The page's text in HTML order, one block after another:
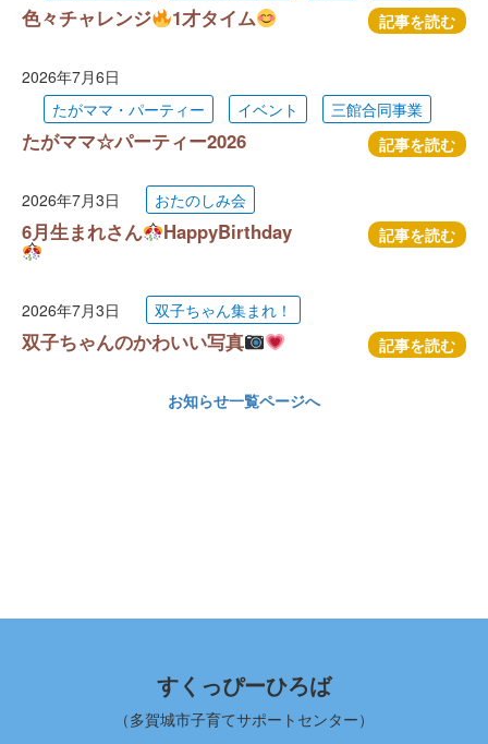
色々チャレンジ 1才タイム 記事を読む
2026年7月6日
たがママ・パーティー
イベント 三館合同事業
たがママ☆パーティー2026 記事を読む
2026年7月3日 おたのしみ会
6月生まれさん HappyBirthday 記事を読む
2026年7月3日 双子ちゃん集まれ！
双子ちゃんのかわいい写真 記事を読む
お知らせ一覧ページへ
すくっぴーひろば
（多賀城市子育てサポートセンター）